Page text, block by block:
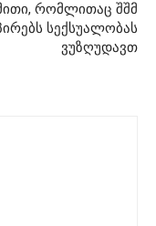
რომლითაც შშმ
სექსუალობას
ვუზღუდავთ